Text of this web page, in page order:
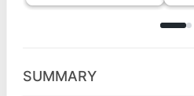
SUMMARY